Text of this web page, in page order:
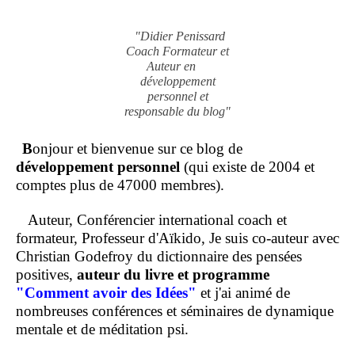
"Didier Penissard
Coach Formateur et
Auteur en
développement
personnel et
responsable du blog"
Bonjour et bienvenue sur ce blog de
développement personnel (qui existe de 2004 et
comptes plus de 47000 membres).
Auteur, Conférencier international coach et
formateur, Professeur d'Aïkido, Je suis co-auteur avec
Christian Godefroy du dictionnaire des pensées
positives, auteur du livre et programme
"Comment avoir des Idées" et j'ai animé de
nombreuses conférences et séminaires de dynamique
mentale et de méditation psi.